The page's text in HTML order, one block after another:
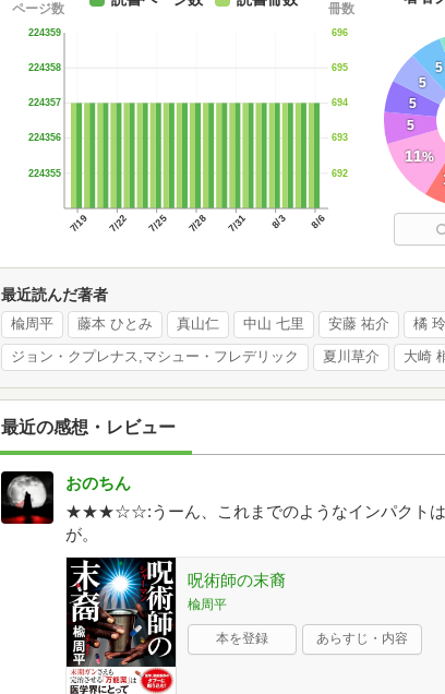
7/19 7/22 7/25 7/28 7/31 8/3 8/6
224355
224356
224357
224358
224359
ページ数
692
693
694
695
696
冊数
11%
5
5
5
5
最近読んだ著者
楡周平 藤本 ひとみ 真山仁 中山 七里 安藤 祐介 橘 玲
ジョン・クプレナス,マシュー・フレデリック 夏川草介 大崎
最近の感想・レビュー
おのちん
★★★☆☆:うーん、これまでのようなインパクトは
が。
呪術師の末裔
楡周平
本を登録 あらすじ・内容